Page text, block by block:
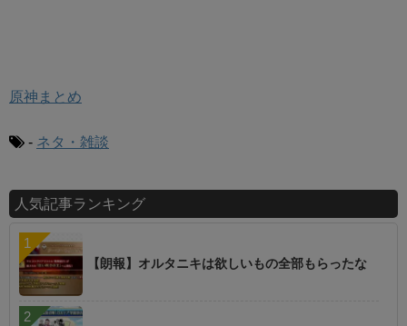
原神まとめ
- ネタ・雑談
人気記事ランキング
【朗報】オルタニキは欲しいもの全部もらったな